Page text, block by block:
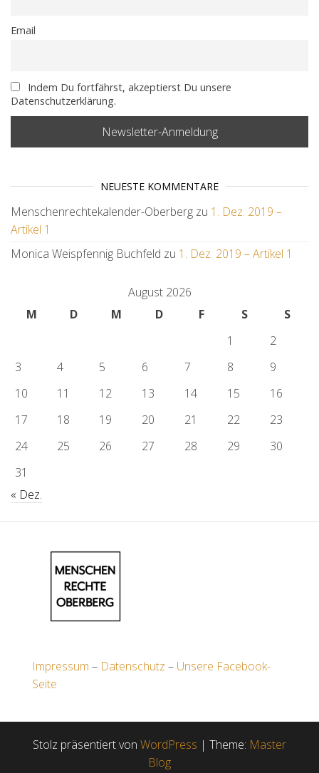
Email
Indem Du fortfährst, akzeptierst Du unsere
Datenschutzerklärung.
NEUESTE KOMMENTARE
Menschenrechtekalender-Oberberg zu 1. Dez. 2019 –
Artikel 1
Monica Weispfennig Buchfeld zu 1. Dez. 2019 – Artikel 1
August 2026
M
D M D F S
S
1
2
3
4 5 6 7 8
9
10
11 12 13 14 15
16
17
18 19 20 21 22
23
24
25 26 27 28 29
30
31
« Dez.
Impressum – Datenschutz – Unsere Facebook-
Seite
Stolz präsentiert von WordPress | Theme: Master
Blog